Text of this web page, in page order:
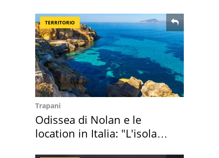
TERRITORIO
Trapani
Odissea di Nolan e le
location in Italia: "L'isola